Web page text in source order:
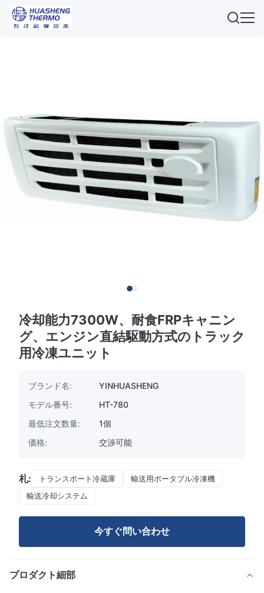
冷却能力7300W、耐食FRPキャニン
グ、エンジン直結駆動方式のトラック
用冷凍ユニット
ブランド名:
YINHUASHENG
モデル番号:
HT-780
最低注文数量:
1個
価格:
交渉可能
札: トランスポート冷蔵庫
輸送用ポータブル冷凍機
輸送冷却システム
今すぐ問い合わせ
プロダクト細部